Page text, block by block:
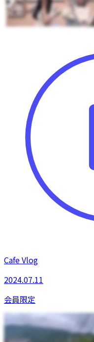
Cafe Vlog
2024.07.11
会員限定